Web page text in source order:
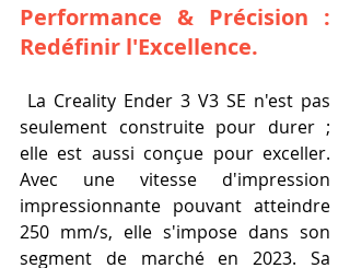
Performance & Précision :
Redéfinir l'Excellence.
seulement construite pour durer ;
elle est aussi conçue pour exceller.
Avec une vitesse d'impression
impressionnante pouvant atteindre
250 mm/s, elle s'impose dans son
segment de marché en 2023. Sa